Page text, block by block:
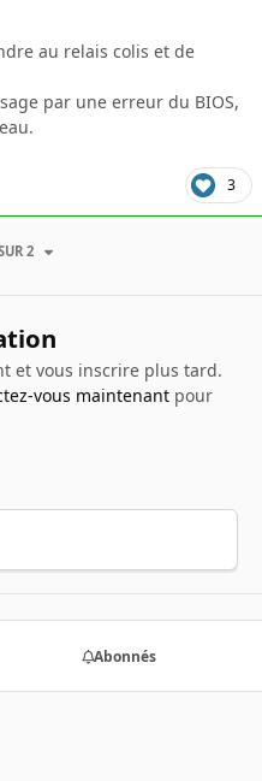
au relais colis et de
par une erreur du BIOS,
3
2
et vous inscrire plus tard.
vous maintenantpour
Abonnés